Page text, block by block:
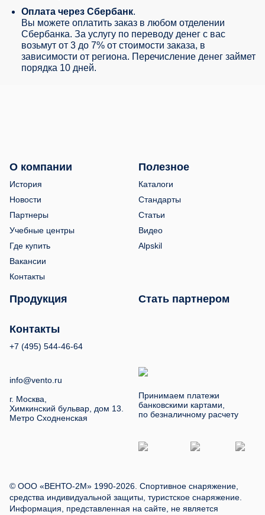
Оплата через Сбербанк.
Вы можете оплатить заказ в любом отделении
Сбербанка. За услугу по переводу денег с вас
возьмут от 3 до 7% от стоимости заказа, в
зависимости от региона. Перечисление денег займет
порядка 10 дней.
О компании
История
Новости
Партнеры
Учебные центры
Где купить
Вакансии
Контакты
Полезное
Каталоги
Стандарты
Статьи
Видео
Alpskil
Продукция Стать партнером
Контакты
+7 (495) 544-46-64
info@vento.ru
г. Москва,
Химкинский бульвар, дом 13.
Метро Сходненская
Принимаем платежи
банковскими картами,
по безналичному расчету
© ООО «ВЕНТО-2М» 1990-2026. Спортивное снаряжение,
средства индивидуальной защиты, туристское снаряжение.
Информация, представленная на сайте, не является